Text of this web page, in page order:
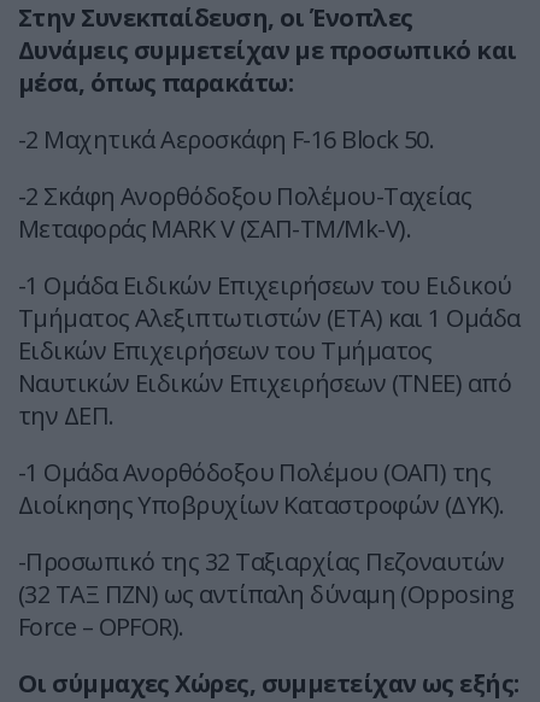
Στην Συνεκπαίδευση, οι Ένοπλες
Δυνάμεις συμμετείχαν με προσωπικό και
μέσα, όπως παρακάτω:
-2 Μαχητικά Αεροσκάφη F-16 Block 50.
-2 Σκάφη Ανορθόδοξου Πολέμου-Ταχείας
Μεταφοράς MARK V (ΣΑΠ-ΤΜ/Mk-V).
-1 Ομάδα Ειδικών Επιχειρήσεων του Ειδικού
Τμήματος Αλεξιπτωτιστών (ΕΤΑ) και 1 Ομάδα
Ειδικών Επιχειρήσεων του Τμήματος
Ναυτικών Ειδικών Επιχειρήσεων (ΤΝΕΕ) από
την ΔΕΠ.
-1 Ομάδα Ανορθόδοξου Πολέμου (ΟΑΠ) της
Διοίκησης Υποβρυχίων Καταστροφών (ΔΥΚ).
-Προσωπικό της 32 Ταξιαρχίας Πεζοναυτών
(32 ΤΑΞ ΠΖΝ) ως αντίπαλη δύναμη (Opposing
Force – OPFOR).
Οι σύμμαχες Χώρες, συμμετείχαν ως εξής: